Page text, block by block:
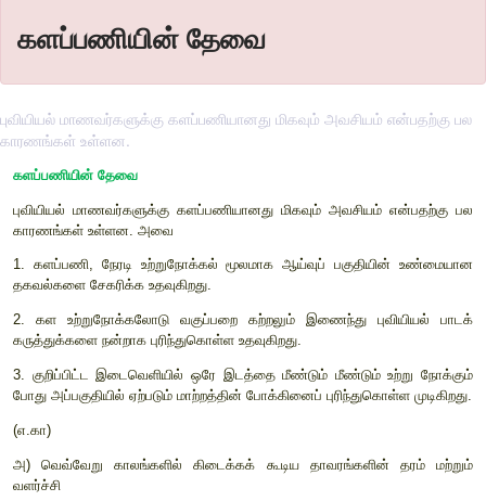
களப்பணியின் தேவை
புவியியல் மாணவர்களுக்கு களப்பணியானது மிகவும் அவசியம் என்பதற்கு பல
காரணங்கள் உள்ளன.
களப்பணியின் தேவை
புவியியல்
மாணவர்களுக்கு களப்பணியானது மிகவும்
காரணங்கள் உள்ளன. அவை
1. களப்பணி
2.கள உற்றுநோக்கலோடு வகுப்பறை கற்றலும் இணைந்து